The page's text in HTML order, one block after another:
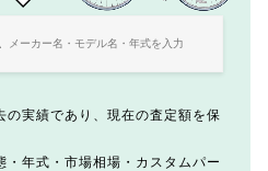
の実績であり、現在の査定額を保
・年式・市場相場・カスタムパー